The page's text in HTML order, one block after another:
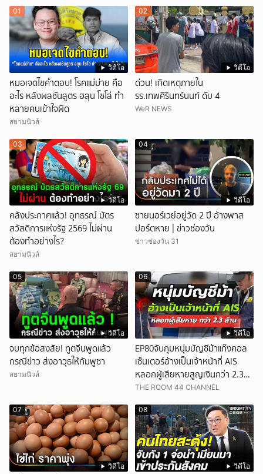
วิดีโอ
01
หมอเจดไขคำตอบ! โรคแม่ม่าย คือ
อะไร หลังผลชันสูตร ฮลุน โซโล่ ทำ
หลายคนเข้าใจผิด
สยามนิวส์
วิดีโอ
02
ด่วน! เกิดเหตุภายใน
รร.เทพศิรินทร์นนท์ ดับ 4
WeR NEWS
วิดีโอ
03
คลังประกาศแล้ว! อุทธรณ์ บัตร
สวัสดิการแห่งรัฐ 2569 ไม่ผ่าน
ต้องทำอย่างไร?
สยามนิวส์
วิดีโอ
04
ชายนอร์เวย์อยู่วัด 2 ปี อ้างพาส
ปอร์ตหาย | ข่าวช่องวัน
ข่าวช่องวัน 31
วิดีโอ
05
จบทุกข้อสงสัย! ทูตจีนพูดแล้ว
กรณีข่าว ส่งอาวุธให้กัมพูชา
สยามนิวส์
วิดีโอ
06
EP80จับกุมหนุ่มบัญชีม้าแก๊งคอล
เซ็นเตอร์อ้างเป็นเจ้าหน้าที่ AIS
หลอกผู้เสียหายสูญเงินกว่า 2.3
ล้านบาท
THE ROOM 44 CHANNEL
วิดีโอ
07
วิดีโอ
08